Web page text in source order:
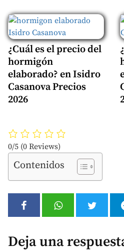
¿Cuál es el precio del
hormigón
elaborado? en Isidro
Casanova Precios
2026
0/5 (0 Reviews)
Contenidos
Deja una